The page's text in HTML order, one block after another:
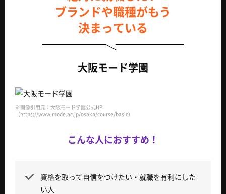
ブランドや職種がもう
決まっている
大阪モード学園
※画像引用元：大阪モード学園公式HP
（https://www.mode.ac.jp/osaka/course/basic）
こんな人におすすめ！
資格を取って自信をつけたい・就職を有利にした
い人